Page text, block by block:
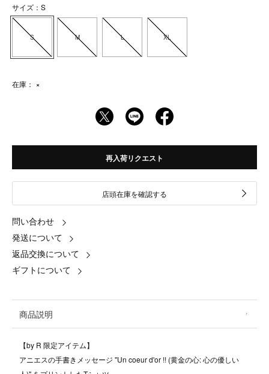
サイズ：S
S M L XL
在庫： ×
再入荷リクエスト
店頭在庫を確認する
問い合わせ
発送について
返品交換について
ギフトについて
商品説明
【by R 限定アイテム】
アニエスの手書きメッセージ "Un coeur d'or !! (黄金の心: 心の優しい